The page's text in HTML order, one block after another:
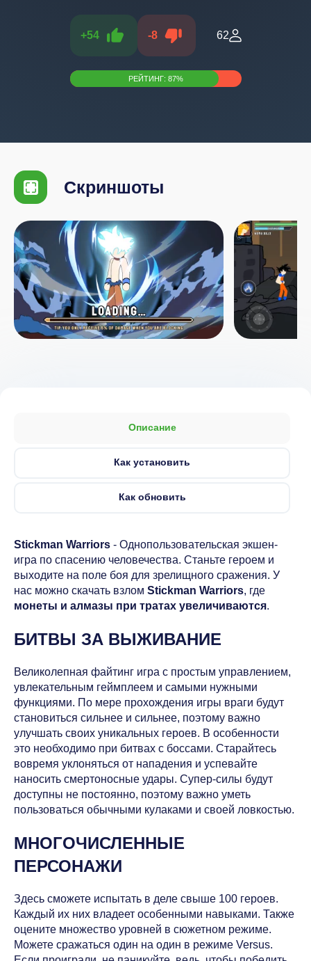
+54 -8 62
РЕЙТИНГ: 87%
Скриншоты
Описание
Как установить
Как обновить
Stickman Warriors - Однопользовательская экшен-
игра по спасению человечества. Станьте героем и
выходите на поле боя для зрелищного сражения. У
нас можно скачать взлом Stickman Warriors, где
монеты и алмазы при тратах увеличиваются.
БИТВЫ ЗА ВЫЖИВАНИЕ
Великолепная файтинг игра с простым управлением,
увлекательным геймплеем и самыми нужными
функциями. По мере прохождения игры враги будут
становиться сильнее и сильнее, поэтому важно
улучшать своих уникальных героев. В особенности
это необходимо при битвах с боссами. Старайтесь
вовремя уклоняться от нападения и успевайте
наносить смертоносные удары. Супер-силы будут
доступны не постоянно, поэтому важно уметь
пользоваться обычными кулаками и своей ловкостью.
МНОГОЧИСЛЕННЫЕ
ПЕРСОНАЖИ
Здесь сможете испытать в деле свыше 100 героев.
Каждый их них владеет особенными навыками. Также
оцените множество уровней в сюжетном режиме.
Можете сражаться один на один в режиме Versus.